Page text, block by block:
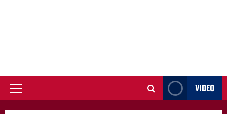
Primary
VIDEO